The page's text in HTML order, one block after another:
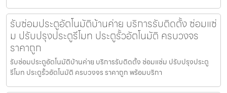
รับซ่อมประตูอัตโนมัติบ้านค่าย บริการรับติดตั้ง ซ่อมแซ่
ม ปรับปรุงประตูรีโมท ประตูรั้วอัตโนมัติ ครบวงจร
ราคาถูก
รับซ่อมประตูอัตโนมัติบ้านค่าย บริการรับติดตั้ง ซ่อมแซ่ม ปรับปรุงประตู
รีโมท ประตูรั้วอัตโนมัติ ครบวงจร ราคาถูก พร้อมบริกา